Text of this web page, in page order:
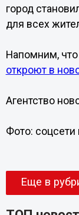
город
для всех
Напомним, что
откроют в
Агентство
Фото: соцсети
Еще в